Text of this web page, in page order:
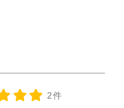
2件